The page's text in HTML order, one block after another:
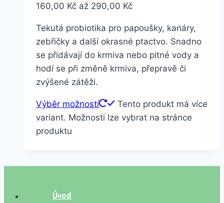
160,00 Kč až 290,00 Kč
Tekutá probiotika pro papoušky, kanáry,
zebřičky a další okrasné ptactvo. Snadno
se přidávají do krmiva nebo pitné vody a
hodí se při změně krmiva, přepravě či
zvýšené zátěži.
Výběr možností
Tento produkt má více
variant. Možnosti lze vybrat na stránce
produktu
Úvod